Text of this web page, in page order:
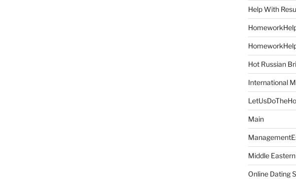
Help With
Hot Russian
International
Main
Middle
Online Dating